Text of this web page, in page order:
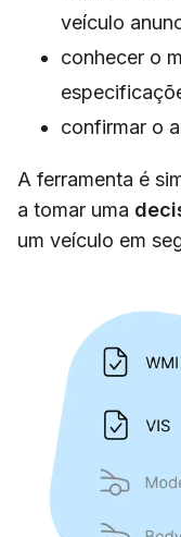
veículo
conhecer o
confirmar o
A ferramenta é
a tomar uma
um veículo em